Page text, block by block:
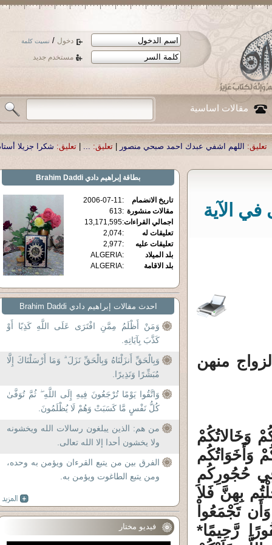
دخول / نسيت كلمة
مستخدم جديد
مقالات اساسية
احمد صبحي منصور|تعليق: ...
|تعليق: شكرا جزيلا أستاذ حمد الحمد .أكرمكم
الآية
منهن
وَخَالاتُكُمْ
وَأَخَوَاتُكُم
فِي حُجُورِكُم
بِهِنَّ فَلاَ
تَجْمَعُواْ
رَّحِيمًا*
بطاقة إبراهيم دادي Brahim Daddi
تاريخ الانضمام :
2006-07-11
مقالات منشورة :
613
اجمالي القراءات:
13,171,595
تعليقات له
:
2,074
تعليقات عليه
:
2,977
بلد الميلاد
:
ALGERIA
بلد الاقامة
:
ALGERIA
احدث مقالات إبراهيم دادي Brahim Daddi
وَمَنْ أَظْلَمُ مِمَّنِ افْتَرَى عَلَى اللَّهِ كَذِبًا أَوْ
كَذَّبَ بِآيَاتِهِ.
وَبِالْحَقِّ أَنزَلْنَاهُ وَبِالْحَقِّ نَزَلَ ۗ وَمَا أَرْسَلْنَاكَ إِلَّا
مُبَشِّرًا وَنَذِيرًا.
وَاتَّقُوا يَوْمًا تُرْجَعُونَ فِيهِ إِلَى اللَّهِ ۖ ثُمَّ تُوَفَّىٰ
كُلُّ نَفْسٍ مَّا كَسَبَتْ وَهُمْ لَا يُظْلَمُونَ.
من هم: الذين يبلغون رسالات الله ويخشونه
ولا يخشون أحدا إلا الله تعالى.
الفرق بين من يتبع القرءان ويؤمن به وحده،
ومن يتبع الطاغوت ويؤمن به.
فيديو مختار